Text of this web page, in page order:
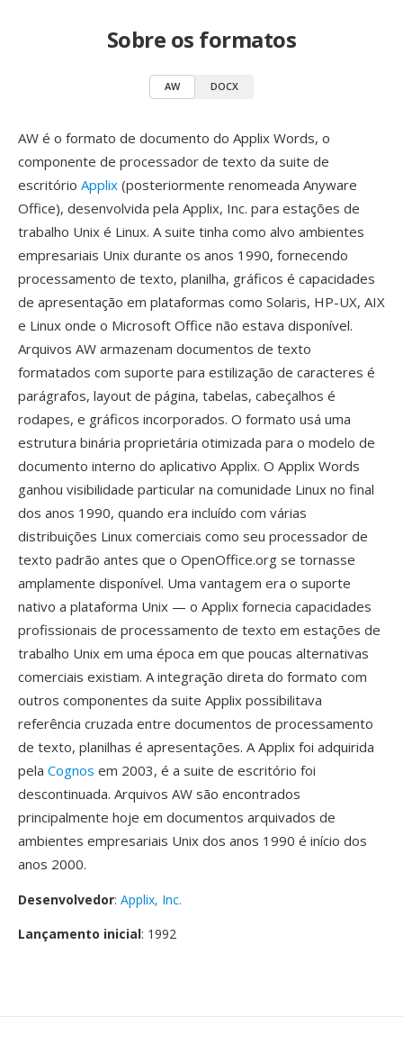
Sobre os formatos
AW DOCX
AW é o formato de documento do Applix Words, o
componente de processador de texto da suite de
escritório Applix (posteriormente renomeada Anyware
Office), desenvolvida pela Applix, Inc. para estações de
trabalho Unix é Linux. A suite tinha como alvo ambientes
empresariais Unix durante os anos 1990, fornecendo
processamento de texto, planilha, gráficos é capacidades
de apresentação em plataformas como Solaris, HP-UX, AIX
e Linux onde o Microsoft Office não estava disponível.
Arquivos AW armazenam documentos de texto
formatados com suporte para estilização de caracteres é
parágrafos, layout de página, tabelas, cabeçalhos é
rodapes, e gráficos incorporados. O formato usá uma
estrutura binária proprietária otimizada para o modelo de
documento interno do aplicativo Applix. O Applix Words
ganhou visibilidade particular na comunidade Linux no final
dos anos 1990, quando era incluído com várias
distribuições Linux comerciais como seu processador de
texto padrão antes que o OpenOffice.org se tornasse
amplamente disponível. Uma vantagem era o suporte
nativo a plataforma Unix — o Applix fornecia capacidades
profissionais de processamento de texto em estações de
trabalho Unix em uma época em que poucas alternativas
comerciais existiam. A integração direta do formato com
outros componentes da suite Applix possibilitava
referência cruzada entre documentos de processamento
de texto, planilhas é apresentações. A Applix foi adquirida
pela Cognos em 2003, é a suite de escritório foi
descontinuada. Arquivos AW são encontrados
principalmente hoje em documentos arquivados de
ambientes empresariais Unix dos anos 1990 é início dos
anos 2000.
Desenvolvedor: Applix, Inc.
Lançamento inicial: 1992